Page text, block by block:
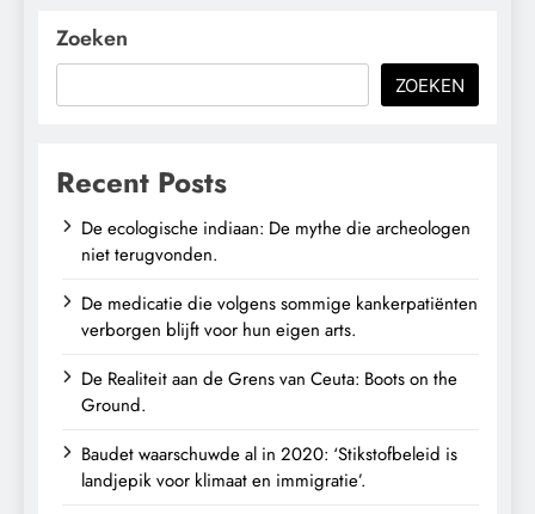
Zoeken
ZOEKEN
Recent Posts
De ecologische indiaan: De mythe die archeologen
niet terugvonden.
De medicatie die volgens sommige kankerpatiënten
verborgen blijft voor hun eigen arts.
De Realiteit aan de Grens van Ceuta: Boots on the
Ground.
Baudet waarschuwde al in 2020: ‘Stikstofbeleid is
landjepik voor klimaat en immigratie’.